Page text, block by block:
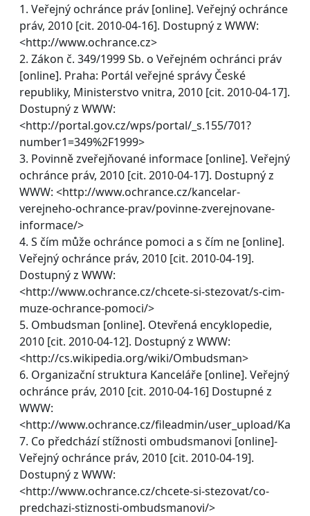
1. Veřejný ochránce práv [online]. Veřejný ochránce
práv, 2010 [cit. 2010-04-16]. Dostupný z WWW:
<http://www.ochrance.cz>
2. Zákon č. 349/1999 Sb. o Veřejném ochránci práv
[online]. Praha: Portál veřejné správy České
republiky, Ministerstvo vnitra, 2010 [cit. 2010-04-17].
Dostupný z WWW:
<http://portal.gov.cz/wps/portal/_s.155/701?
number1=349%2F1999>
3. Povinně zveřejňované informace [online]. Veřejný
ochránce práv, 2010 [cit. 2010-04-17]. Dostupný z
WWW: <http://www.ochrance.cz/kancelar-
verejneho-ochrance-prav/povinne-zverejnovane-
informace/>
4. S čím může ochránce pomoci a s čím ne [online].
Veřejný ochránce práv, 2010 [cit. 2010-04-19].
Dostupný z WWW:
<http://www.ochrance.cz/chcete-si-stezovat/s-cim-
muze-ochrance-pomoci/>
5. Ombudsman [online]. Otevřená encyklopedie,
2010 [cit. 2010-04-12]. Dostupný z WWW:
<http://cs.wikipedia.org/wiki/Ombudsman>
6. Organizační struktura Kanceláře [online]. Veřejný
ochránce práv, 2010 [cit. 2010-04-16] Dostupné z
WWW:
<http://www.ochrance.cz/fileadmin/user_upload/
7. Co předchází stížnosti ombudsmanovi [online]-
Veřejný ochránce práv, 2010 [cit. 2010-04-19].
Dostupný z WWW:
<http://www.ochrance.cz/chcete-si-stezovat/co-
predchazi-stiznosti-ombudsmanovi/>